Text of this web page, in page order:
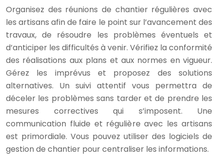
Organisez des réunions de chantier régulières avec
les artisans afin de faire le point sur l’avancement des
travaux, de résoudre les problèmes éventuels et
d’anticiper les difficultés à venir. Vérifiez la conformité
des réalisations aux plans et aux normes en vigueur.
Gérez les imprévus et proposez des solutions
alternatives. Un suivi attentif vous permettra de
déceler les problèmes sans tarder et de prendre les
mesures correctives qui s’imposent. Une
communication fluide et régulière avec les artisans
est primordiale. Vous pouvez utiliser des logiciels de
gestion de chantier pour centraliser les informations.